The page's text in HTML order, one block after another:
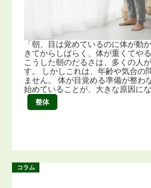
「朝、目は覚めているのに体が動
きてからしばらく、体が重くてや
こうした朝のだるさは、多くの人
す。 しかしこれは、年齢や気合の
ません。 体が目覚める準備が整わ
始めていることが、大きな原因にな
整体
コラム